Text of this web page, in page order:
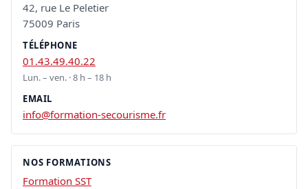
42, rue Le Peletier
75009 Paris
TÉLÉPHONE
01.43.49.40.22
Lun. – ven. · 8 h – 18 h
EMAIL
info@formation-secourisme.fr
NOS FORMATIONS
Formation SST